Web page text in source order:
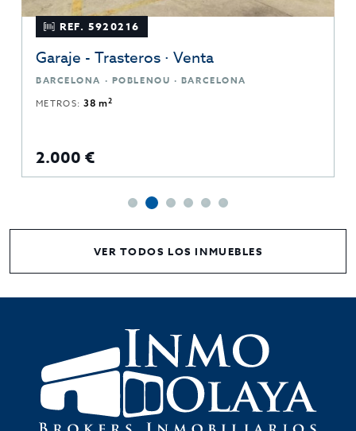
REF. 5920216
Garaje - Trasteros · Venta
BARCELONA · POBLENOU · BARCELONA
METROS:38 m2
2.000 €
VER TODOS LOS INMUEBLES